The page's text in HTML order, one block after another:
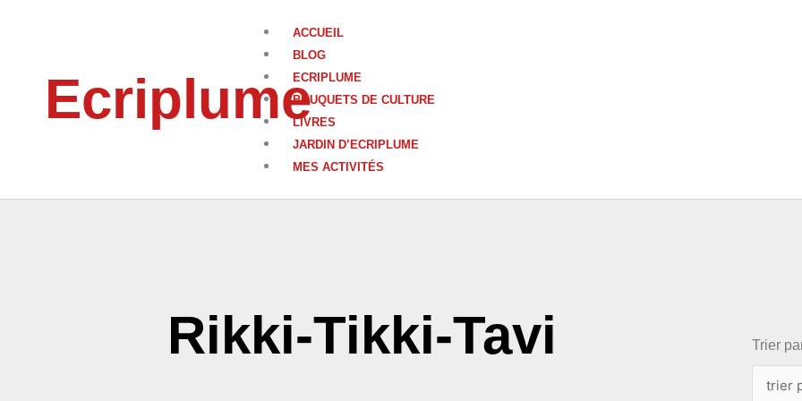
Ecriplume
ACCUEIL
BLOG
ECRIPLUME
BOUQUETS DE CULTURE
LIVRES
JARDIN D’ECRIPLUME
MES ACTIVITÉS
Rikki-Tikki-Tavi Trier